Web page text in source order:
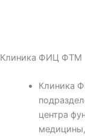
Клиника ФИЦ ФТМ
Клиника
центра